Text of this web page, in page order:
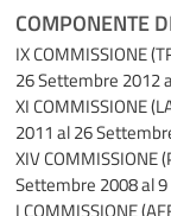
COMPONENTE
IX COMMISSIONE
26 Settembre 2012
XI COMMISSIONE
2011 al 26
XIV COMMISSIONE
Settembre 2008 al
I COMMISSIONE